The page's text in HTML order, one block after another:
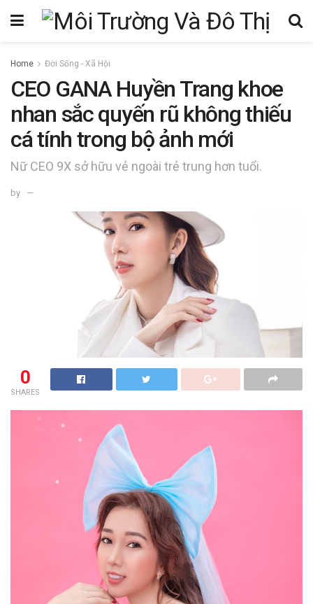
Home Đời Sống - Xã Hội
CEO GANA Huyền Trang khoe
nhan sắc quyến rũ không thiếu
cá tính trong bộ ảnh mới
Nữ CEO 9X sở hữu vẻ ngoài trẻ trung hơn tuổi.
by
0
SHARES